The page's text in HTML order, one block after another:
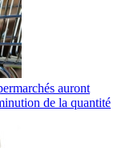
auront
de la quantité